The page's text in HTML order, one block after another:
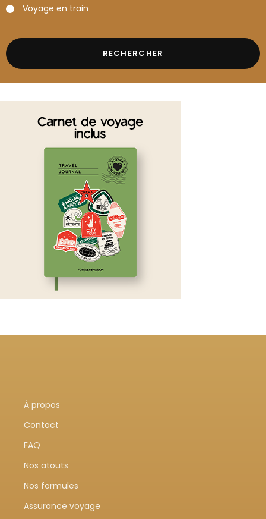
Voyage en train
À propos
Contact
FAQ
Nos atouts
Nos formules
Assurance voyage